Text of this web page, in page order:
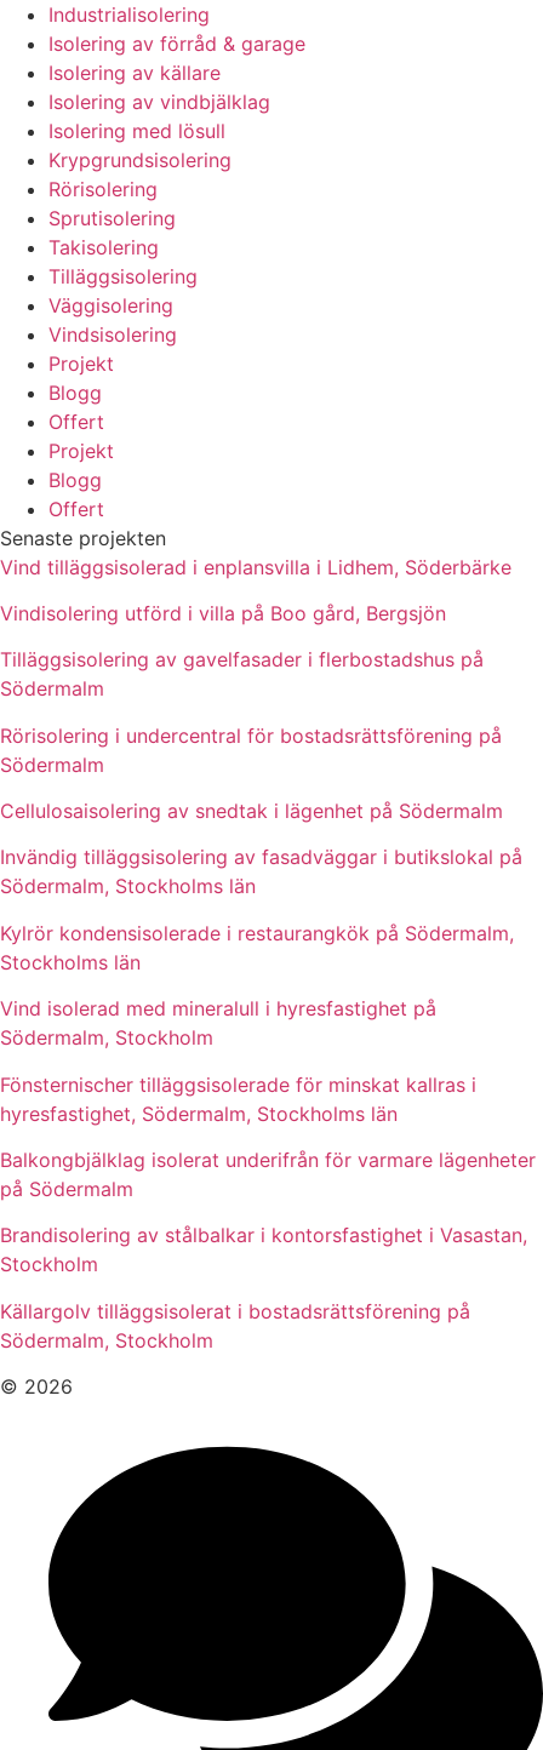
Industrialisolering
Isolering av förråd & garage
Isolering av källare
Isolering av vindbjälklag
Isolering med lösull
Krypgrundsisolering
Rörisolering
Sprutisolering
Takisolering
Tilläggsisolering
Väggisolering
Vindsisolering
Projekt
Blogg
Offert
Projekt
Blogg
Offert
Senaste projekten
Vind tilläggsisolerad i enplansvilla i Lidhem, Söderbärke
Vindisolering utförd i villa på Boo gård, Bergsjön
Tilläggsisolering av gavelfasader i flerbostadshus på
Södermalm
Rörisolering i undercentral för bostadsrättsförening på
Södermalm
Cellulosaisolering av snedtak i lägenhet på Södermalm
Invändig tilläggsisolering av fasadväggar i butikslokal på
Södermalm, Stockholms län
Kylrör kondensisolerade i restaurangkök på Södermalm,
Stockholms län
Vind isolerad med mineralull i hyresfastighet på
Södermalm, Stockholm
Fönsternischer tilläggsisolerade för minskat kallras i
hyresfastighet, Södermalm, Stockholms län
Balkongbjälklag isolerat underifrån för varmare lägenheter
på Södermalm
Brandisolering av stålbalkar i kontorsfastighet i Vasastan,
Stockholm
Källargolv tilläggsisolerat i bostadsrättsförening på
Södermalm, Stockholm
© 2026